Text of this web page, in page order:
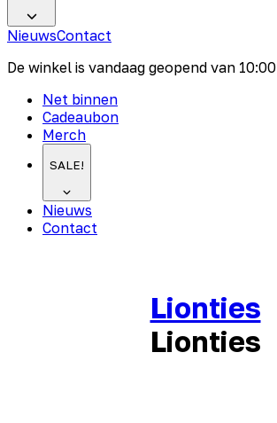
NieuwsContact
De winkel is vandaag geopend van 10:00
Net binnen
Cadeaubon
Merch
SALE!
Nieuws
Contact
Lionties
Lionties